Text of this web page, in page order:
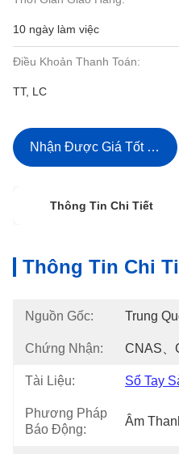
10 ngày làm việc
Điều Khoản Thanh Toán:
TT, LC
Nhận Được Giá Tốt Nhất
Thông Tin Chi Tiết
Thông Tin Chi
Nguồn Gốc: Trung
Chứng Nhận: CNAS、
Tài Liệu: Sổ Tay
Phương Pháp
Báo Động:
Âm